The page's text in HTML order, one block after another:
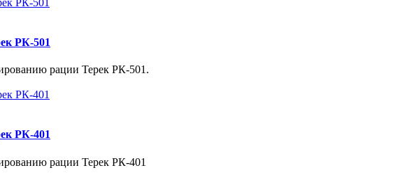
РК-501
рации Терек РК-501.
РК-401
рации Терек РК-401